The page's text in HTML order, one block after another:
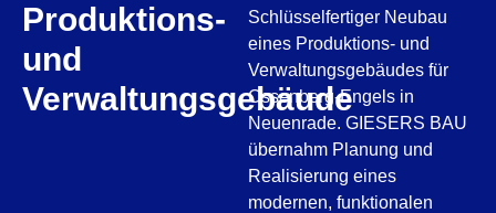
Produktions-
und
Verwaltungsgebäude
Schlüsselfertiger Neubau
eines Produktions- und
Verwaltungsgebäudes für
Ossenberg-Engels in
Neuenrade. GIESERS BAU
übernahm Planung und
Realisierung eines
modernen, funktionalen